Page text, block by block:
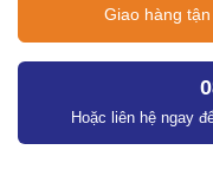
Giao hàng
Hoặc liên hệ ngay